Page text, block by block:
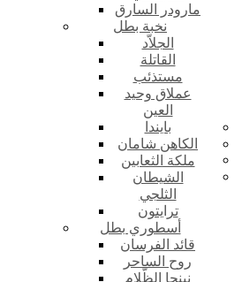
مارودر السارق
نخبة بطل
الجلاّد
القاتلة
مستذئب
عملاق وحيد
العين
بايندا
الكاهن شامان
ملكة الثعابين
الشيطان
الثلجي
ترايتون
أسطوري بطل
قائد الفرسان
روح الساحر
نينجا الظّلام